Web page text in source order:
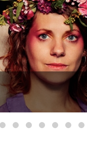
Dansk